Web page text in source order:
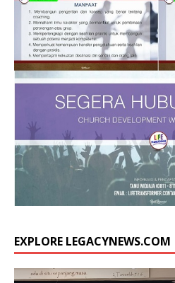
EXPLORE LEGACYNEWS.COM